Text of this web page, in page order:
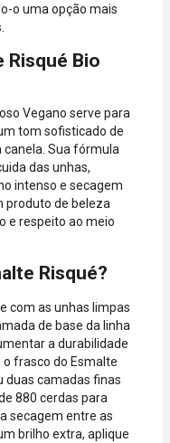
o uma opção mais
Risqué Bio
Vegano serve para
tom sofisticado de
Sua fórmula
das unhas,
intenso e secagem
produto de beleza
e respeito ao meio
Risqué?
com as unhas limpas
de base da linha
a durabilidade
frasco do Esmalte
duas camadas finas
880 cerdas para
secagem entre as
brilho extra, aplique